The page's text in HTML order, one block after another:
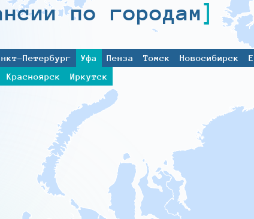
по городам
Петербург Уфа Пенза Томск Новосибирск
Красноярск Иркутск